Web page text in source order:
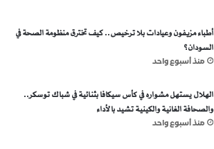
أطباء مزيفون وعيادات بلا ترخيص.. كيف تخترق منظومة الصحة في
السودان؟
منذ أسبوع واحد
الهلال يستهل مشواره في كأس سيكافا بثنائية في شباك توسكر..
والصحافة الغانية والكينية تشيد بالأداء
منذ أسبوع واحد